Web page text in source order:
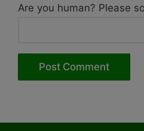
Are you human? Please